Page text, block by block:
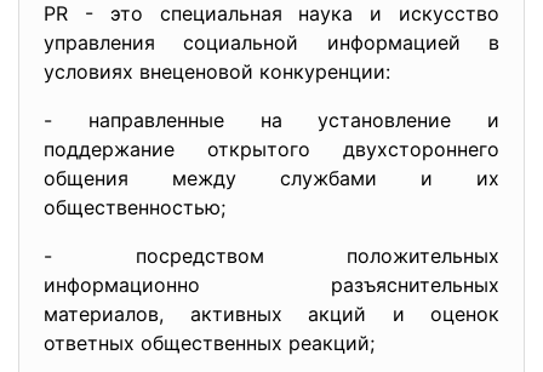
PR - это специальная наука и искусство
управления социальной информацией в
условиях внеценовой конкуренции:
- направленные на установление и
поддержание открытого двухстороннего
общения между службами и их
общественностью;
- посредством положительных
информационно разъяснительных
материалов, активных акций и оценок
ответных общественных реакций;